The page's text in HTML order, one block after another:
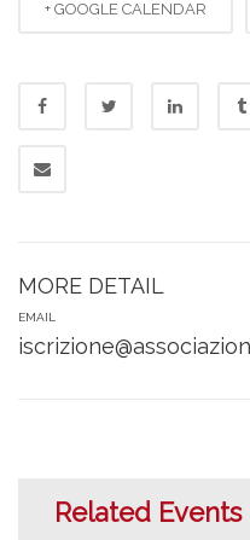
+ GOOGLE CALENDAR
MORE DETAIL
EMAIL
Related Events